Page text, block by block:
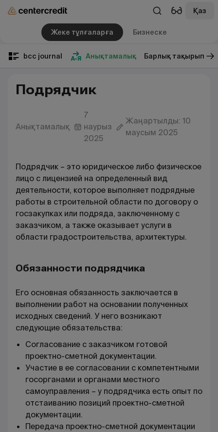
Қаз
Жеке тұлғаларға Бизнеске
bcc journal Анықтамалық Барлық тақырып
Подрядчик
Анықтамалық
7
наурыз
2025
Жаңартылды: 10
маусым 2025
Подрядчик – это юридическое либо физическое
лицо с лицензией на определенный вид
деятельности, которое выполняет подрядные
работы в строительной области по договору о
госзакупках или подряда, заключенному с
заказчиком, а также оказывает услуги в
области градостроительства, архитектуры.
Обязанности подрядчика
Его основная обязанность заключается в
выполнении работ на основании полученных
исходных сведений. У него возникают
следующие обязательства:
Согласование с заказчиком готовой
проектно-сметной документации.
Участие в ее согласовании с компетентными
госорганами и органами местного
самоуправления – у подрядчика есть опыт по
отстаиванию позиций проектно-сметной
документации.
Передача проектно-сметной документации